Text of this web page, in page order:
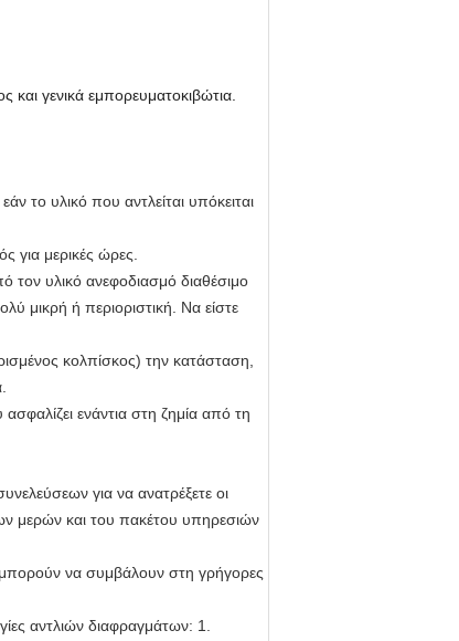
και γενικά εμπορευματοκιβώτια.
το υλικό που αντλείται υπόκειται
για μερικές ώρες.
τον υλικό ανεφοδιασμό διαθέσιμο
μικρή ή περιοριστική. Να είστε
κολπίσκος) την κατάσταση,
ενάντια στη ζημία από τη
για να ανατρέξετε οι
μερών και του πακέτου υπηρεσιών
να συμβάλουν στη γρήγορες
αντλιών διαφραγμάτων: 1.